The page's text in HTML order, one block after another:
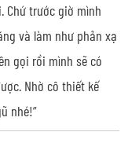
Chứ trước giờ mình
và làm như phản xạ
gọi rồi mình sẽ có
Nhờ cô thiết kế
nhé!”